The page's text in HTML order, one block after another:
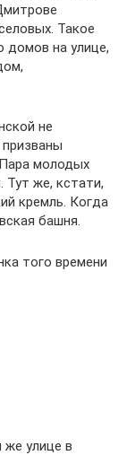
Такое
домов на улице,
не
молодых
Тут же, кстати,
кремль. Когда
башня.
того времени
же улице в